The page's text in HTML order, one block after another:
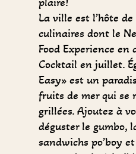
La ville est l’hôte
culinaires dont le
Food Experience
Cocktail en juillet.
Easy» est un
fruits de mer qui se
grillées. Ajoutez à
déguster le gumbo,
sandwichs po’boy